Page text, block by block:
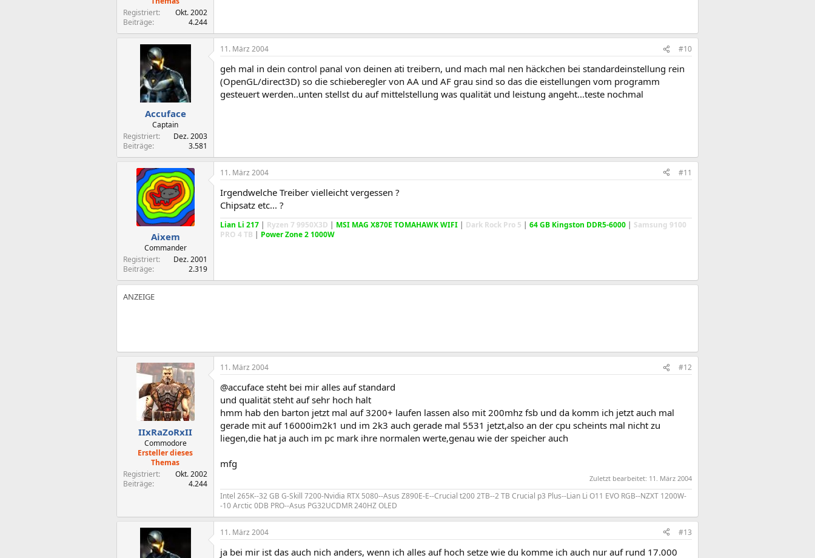
Registriert
Okt. 2002
Beiträge
4.244
Accuface
Captain
Registriert
Dez. 2003
Beiträge
3.581
11. März 2004 #10
geh mal in dein control panal von deinen ati treibern, und mach mal nen häckchen bei standardeinstellung rein
(OpenGL/direct3D) so die schieberegler von AA und AF grau sind so das die eistellungen vom programm
gesteuert werden..unten stellst du auf mittelstellung was qualität und leistung angeht...teste nochmal
Aixem
Commander
Registriert
Dez. 2001
Beiträge
2.319
11. März 2004 #11
Irgendwelche Treiber vielleicht vergessen ?
Chipsatz etc... ?
Lian Li 217 | Ryzen 7 9950X3D | MSI MAG X870E TOMAHAWK WIFI | Dark Rock Pro 5 | 64 GB Kingston DDR5-6000 | Samsung 9100
PRO 4 TB | Power Zone 2 1000W
IIxRaZoRxII
Commodore
Ersteller dieses
Themas
Registriert
Okt. 2002
Beiträge
4.244
11. März 2004 #12
@accuface steht bei mir alles auf standard
und qualität steht auf sehr hoch halt
hmm hab den barton jetzt mal auf 3200+ laufen lassen also mit 200mhz fsb und da komm ich jetzt auch mal
gerade mit auf 16000im2k1 und im 2k3 auch gerade mal 5531 jetzt,also an der cpu scheints mal nicht zu
liegen,die hat ja auch im pc mark ihre normalen werte,genau wie der speicher auch
mfg
Zuletzt bearbeitet: 11. März 2004
Intel 265K--32 GB G-Skill 7200-Nvidia RTX 5080--Asus Z890E-E--Crucial t200 2TB--2 TB Crucial p3 Plus--Lian Li O11 EVO RGB--NZXT 1200W-
-10 Arctic 0DB PRO--Asus PG32UCDMR 240HZ OLED
11. März 2004 #13
ja bei mir ist das auch nich anders, wenn ich alles auf hoch setze wie du komme ich auch nur auf rund 17.000